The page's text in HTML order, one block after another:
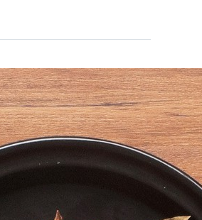
-
的口感為特色，是大人小孩都能愛
上的早餐與下午茶首選。每一口都
帶來柔嫩與香氣，無論是單吃原
味，還是搭配自己喜愛的果醬、蜂
蜜或黃油，皆能完美襯托出食材的
純粹與風味。無需繁複準備，輕鬆